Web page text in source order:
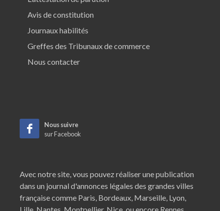
Avis de constitution
Journaux habilités
Greffes des Tribunaux de commerce
Nous contacter
Nous suivre
sur Facebook
Avec notre site, vous pouvez réaliser une publication
dans un journal d'annonces légales des grandes villes
française comme Paris Bordeaux Marseille Lyon